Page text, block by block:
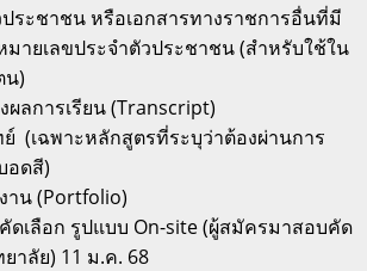
ระชาชน หรือเอกสารทางราชการอื่นที่มี
ายเลขประจำตัวประชาชน (สำหรับใช้ใน
น)
ผลการเรียน (Transcript)
(เฉพาะหลักสูตรที่ระบุว่าต้องผ่านการ
อดสี)
าน (Portfolio)
ดเลือก รูปแบบ On-site (ผู้สมัครมาสอบคัด
าลัย) 11 ม.ค. 68